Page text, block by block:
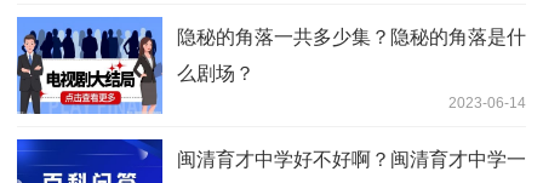
隐秘的角落一共多少集？隐秘的角落是什
么剧场？
2023-06-14
闽清育才中学好不好啊？闽清育才中学一